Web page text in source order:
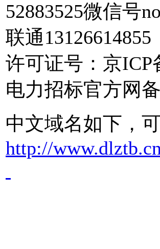
52883525微信号
联通13126614855
许可证号：京ICP
电力招标官方网
中文域名如下，
http://